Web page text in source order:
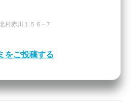
村赤川１５６−７
をご投稿する